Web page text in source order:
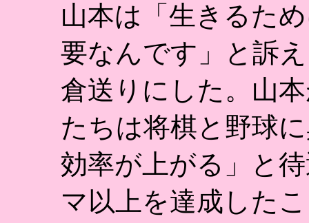
山本は「生きるた
要なんです」と訴
倉送りにした。山
たちは将棋と野球
効率が上がる」と
マ以上を達成した